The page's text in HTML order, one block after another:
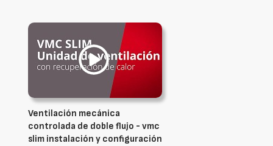
Ventilación mecánica
controlada de doble flujo - vmc
slim instalación y configuración